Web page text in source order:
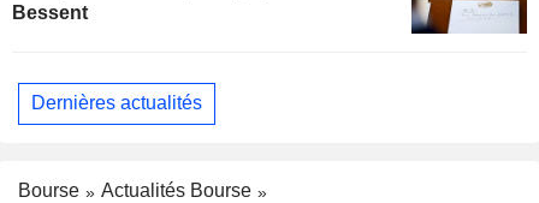
Bessent
Dernières actualités
Bourse
Actualités Bourse